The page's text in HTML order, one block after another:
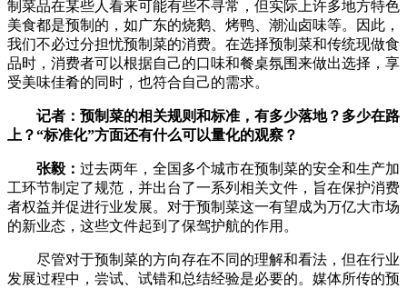
制菜品在某些人看来可能有些不寻常，但实际上许多地方特色
美食都是预制的，如广东的烧鹅、烤鸭、潮汕卤味等。因此，
我们不必过分担忧预制菜的消费。在选择预制菜和传统现做食
品时，消费者可以根据自己的口味和餐桌氛围来做出选择，享
受美味佳肴的同时，也符合自己的需求。
记者：预制菜的相关规则和标准，有多少落地？多少在路
上？“标准化”方面还有什么可以量化的观察？
张毅： 过去两年，全国多个城市在预制菜的安全和生产加
工环节制定了规范，并出台了一系列相关文件，旨在保护消费
者权益并促进行业发展。对于预制菜这一有望成为万亿大市场
的新业态，这些文件起到了保驾护航的作用。
尽管对于预制菜的方向存在不同的理解和看法，但在行业
发展过程中，尝试、试错和总结经验是必要的。媒体所传的预